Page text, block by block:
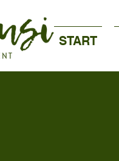
START